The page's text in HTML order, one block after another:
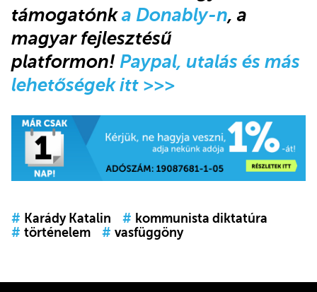
támogatónka Donably-n, a
magyar fejlesztésű
platformon! Paypal, utalás és más
lehetőségek itt >>>
# Karády Katalin # kommunista diktatúra
# történelem # vasfüggöny